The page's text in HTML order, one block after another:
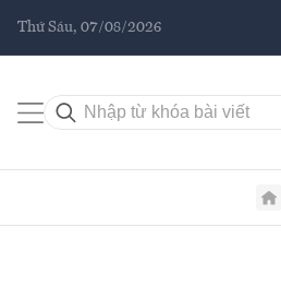
Thứ Sáu, 07/08/2026